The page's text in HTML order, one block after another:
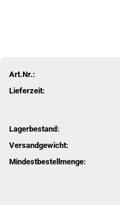
Art.Nr.:
Lieferzeit:
Lagerbestand:
Versandgewicht:
Mindestbestellmenge: